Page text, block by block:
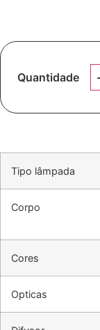
Quantidade
Tipo lâmpada
Corpo
Cores
Opticas